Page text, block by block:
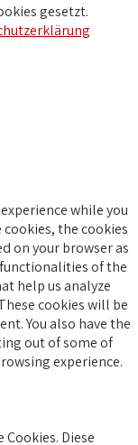
gesetzt.
while you
the cookies
on your browser as
of the
help us analyze
cookies will be
You also have the
out of some of
experience.
Diese